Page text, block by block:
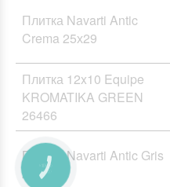
Плитка Navarti Antic
Crema 25х29
Плитка 12x10 Equipe
KROMATIKA GREEN
26466
Плитка Navarti Antic Gris
25х29